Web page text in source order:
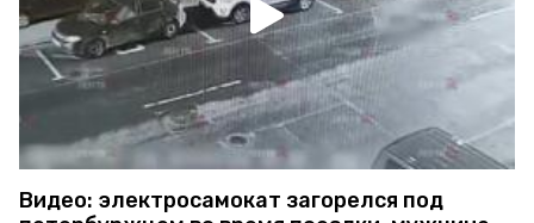
Видео: электросамокат загорелся под